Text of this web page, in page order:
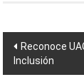
de
Reconoce
Inclusión